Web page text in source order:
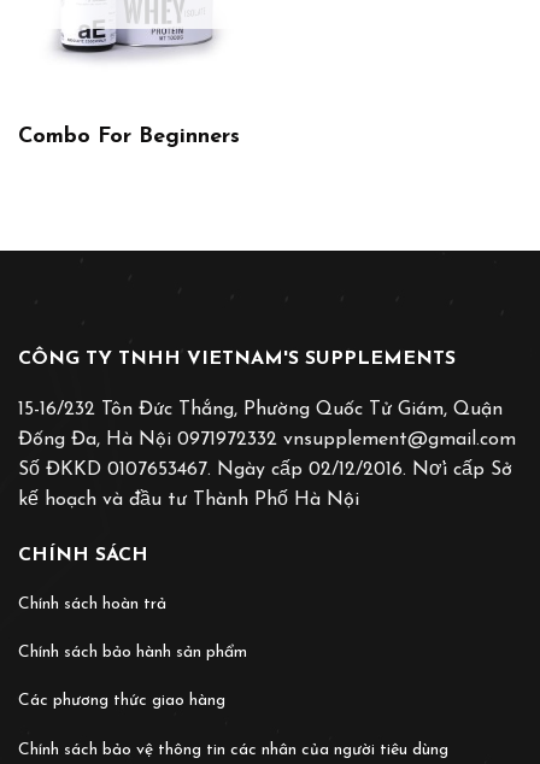
Combo For Beginners
CÔNG TY TNHH VIETNAM'S SUPPLEMENTS
15-16/232 Tôn Đức Thắng, Phường Quốc Tử Giám, Quận
Đống Đa, Hà Nội 0971972332 vnsupplement@gmail.com
Số ĐKKD 0107653467. Ngày cấp 02/12/2016. Nơ̛i cấp Sở
kế hoạch và đầu tư Thành Phố Hà Nội
CHÍNH SÁCH
Chính sách hoàn trả
Chính sách bảo hành sản phẩm
Các phương thức giao hàng
Chính sách bảo vệ thông tin các nhân của người tiêu dùng